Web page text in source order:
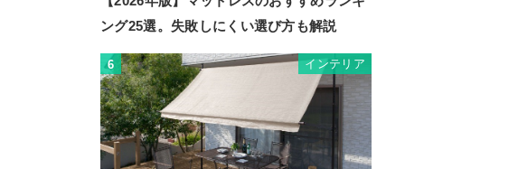
ング25選。失敗しにくい選び方も解説
6 インテリア